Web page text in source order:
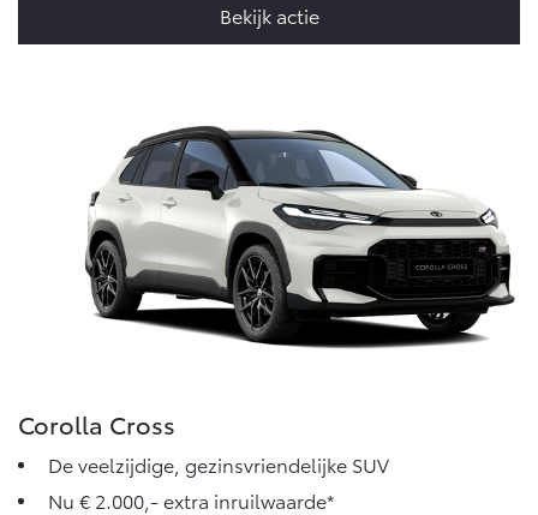
Bekijk actie
Corolla Cross
De veelzijdige, gezinsvriendelijke SUV
Nu € 2.000,- extra inruilwaarde*